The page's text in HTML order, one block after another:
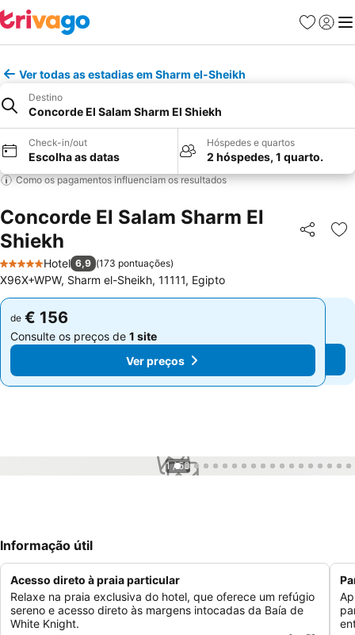
Favoritos
Iniciar
Ver todas as estadias em Sharm el-Sheikh
Destino
Concorde El Salam Sharm El Shiekh
Check-in/out
Escolha as datas
Hóspedes e quartos
2 hóspedes, 1 quarto.
Como os pagamentos influenciam os resultados
Concorde El Salam Sharm El
Shiekh
Partilhar
5 Estrelas
Hotel 6,9 (173 pontuações)
X96X+WPW, Sharm el-Sheikh, 11111, Egipto
de € 156
Consulte os preços de 1 site
Ver preços
de € 156
Consulte os preços de 1 site
Ver preços
1 / 53
Informação útil
Acesso direto à praia particular
Relaxe na praia exclusiva do hotel, que oferece um refúgio
sereno e acesso direto às margens intocadas da Baía de
White Knight.